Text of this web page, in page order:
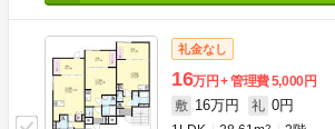
礼金なし
16万円 管理費5,000円
敷 16万円 礼 0円